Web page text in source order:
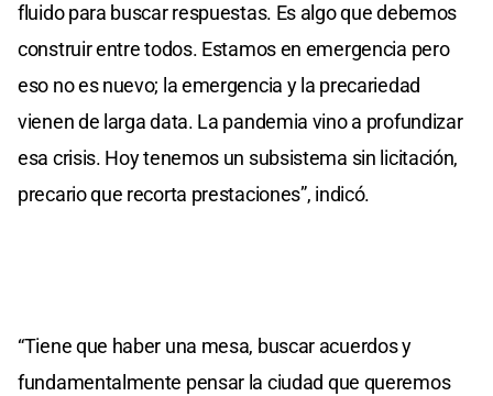
fluido para buscar respuestas. Es algo que debemos
construir entre todos. Estamos en emergencia pero
eso no es nuevo; la emergencia y la precariedad
vienen de larga data. La pandemia vino a profundizar
esa crisis. Hoy tenemos un subsistema sin licitación,
precario que recorta prestaciones”, indicó.
“Tiene que haber una mesa, buscar acuerdos y
fundamentalmente pensar la ciudad que queremos